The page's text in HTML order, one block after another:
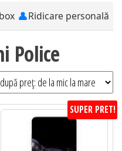
👤Ridicare personală
Police
SUPER PRET!